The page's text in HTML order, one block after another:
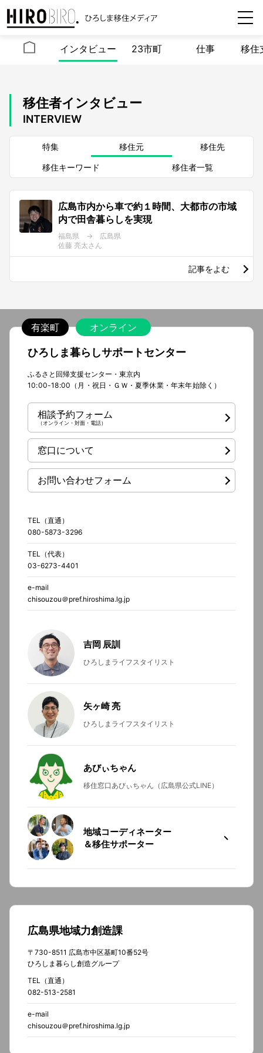
インタビュー 23市町 仕事 移住
移住者インタビュー
INTERVIEW
特集 移住元 移住先
移住キーワード 移住者一覧
広島市内から車で約１時間、大都市の市域
内で田舎暮らしを実現
福島県 → 広島県
佐藤 亮太さん
記事をよむ
有楽町 オンライン
ひろしま暮らしサポートセンター
ふるさと回帰支援センター・東京内
10:00-18:00（月・祝日・ＧＷ・夏季休業・年末年始除く）
相談予約フォーム
（オンライン・対面・電話）
窓口について
お問い合わせフォーム
TEL（直通）
080-5873-3296
TEL（代表）
03-6273-4401
e-mail
chisouzou＠pref.hiroshima.lg.jp
吉岡 辰訓
ひろしまライフスタイリスト
矢ヶ崎 亮
ひろしまライフスタイリスト
あびぃちゃん
移住窓口あびぃちゃん（広島県公式LINE）
地域コーディネーター
＆移住サポーター
広島県地域力創造課
〒730-8511 広島市中区基町10番52号
ひろしま暮らし創造グループ
TEL（直通）
082-513-2581
e-mail
chisouzou＠pref.hiroshima.lg.jp